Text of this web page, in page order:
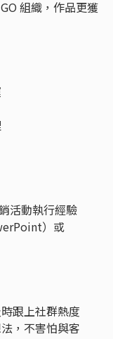
組織，作品更獲
活動執行經驗
）或
跟上社群熱度
，不害怕與客